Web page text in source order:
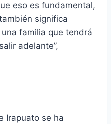
eso es fundamental,
significa
familia que tendrá
adelante”,
Irapuato se ha